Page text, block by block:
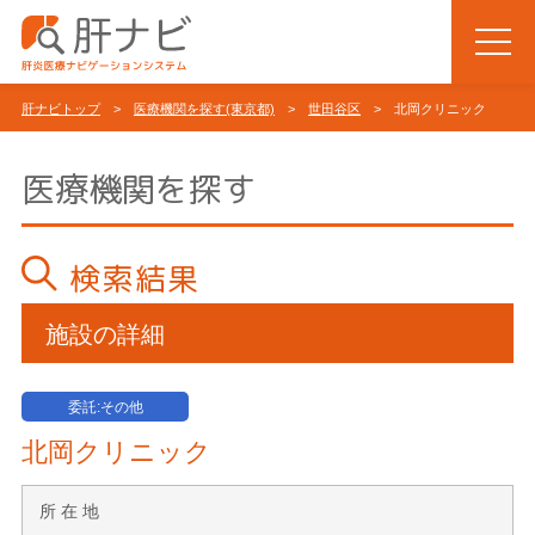
肝ナビトップ> 医療機関を探す(東京都) > 世田谷区 > 北岡クリニック
医療機関を探す
検索結果
施設の詳細
委託:その他
北岡クリニック
所 在 地